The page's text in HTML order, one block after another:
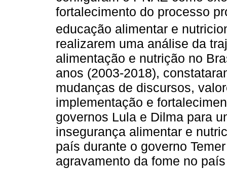
fortalecimento do processo
educação alimentar e
realizarem uma análise da
alimentação e nutrição no
anos (2003-2018),
mudanças de discursos,
implementação e
governos Lula e Dilma para
insegurança alimentar e
país durante o governo
agravamento da fome no